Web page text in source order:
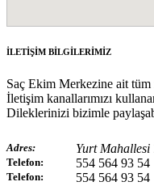
İLETİŞİM BİLGİLERİMİZ
Saç Ekim Merkezine ait tüm
İletişim kanallarımızı
Dileklerinizi bizimle
Adres: Yurt Mahallesi
Telefon: 554 564 93 54
Telefon: 554 564 93 54